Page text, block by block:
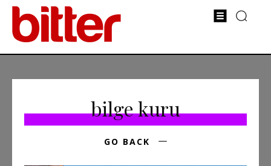
bilge kuru
GO BACK